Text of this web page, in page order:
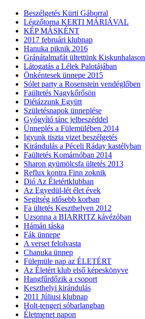
Beszélgetés Kürti Gáborral
Légzőtorna KERTI MÁRIÁVAL
KÉP MÁSKÉNT
2017 februári klubnap
Hanuka piknik 2016
Gránátalmafát ültettünk Kiskunhalason
Látogatás a Lélek Palotájában
Önkéntesek ünnepe 2015
Sólet party a Rosenstein vendéglőben
Faültetés Nagykőrősön
Diétázzunk Együtt
Születésnapok ünneplése
Gyógyító tánc jelbeszéddel
Ünneplés a Fülemülében 2014
Igyunk tiszta vizet beszélgetés
Kirándulás a Péceli Ráday kastélyban
Faültetés Komárnóban 2014
Sharon gyümölcsfa ültetés 2013
Reflux kontra Finn zoknik
Dió Az Életértklubban
Az Egyedül-lét élet évek
Segítség idősebb korban
Fa ültetés Keszthelyen 2012
Uzsonna a BIARRITZ kávézóban
Hámán táska
Fák ünnepe
A verset felolvasta
Chanuka ünnep
Fülemüle nap az ÉLETÉRT
Az Életért klub első képeskönyve
Hangfűrdőzik a csoport
Keszthelyi kirándulás
2011 Júliusi klubnap
Holt-tengeri sóbarlangban
Életmenet napon